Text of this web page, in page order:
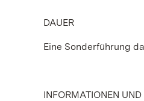
DAUER
Eine Sonderführung
INFORMATIONEN